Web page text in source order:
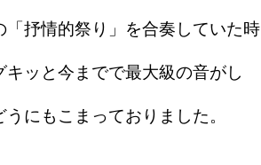
抒情的祭り」を合奏していた時
ッと今までで最大級の音がし
にもこまっておりました。